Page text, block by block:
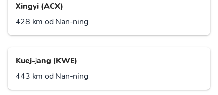
Xingyi (ACX)
428 km od Nan-ning
Kuej-jang (KWE)
443 km od Nan-ning